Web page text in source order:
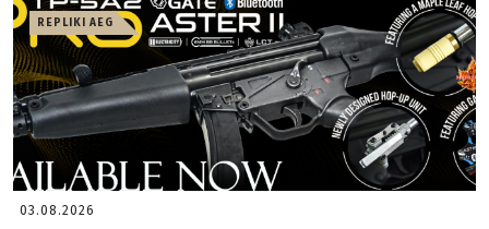
REPLIKI AEG
03.08.2026